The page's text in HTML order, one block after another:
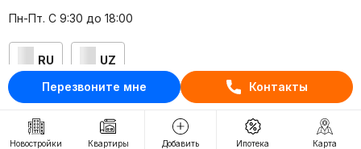
Перезвоните мне Контакты
Новостройки Квартиры Добавить Ипотека Карта
Пн-Пт. С 9:30 до 18:00
RU UZ
Контакты
О проекте